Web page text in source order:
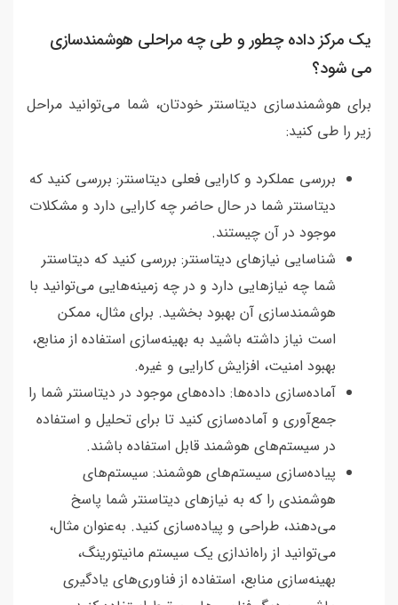
یک مرکز داده چطور و طی چه مراحلی هوشمندسازی
می شود؟
برای هوشمندسازی دیتاسنتر خودتان، شما می‌توانید مراحل
زیر را طی کنید:
بررسی عملکرد و کارایی فعلی دیتاسنتر: بررسی کنید که
دیتاسنتر شما در حال حاضر چه کارایی دارد و مشکلات
موجود در آن چیستند.
شناسایی نیازهای دیتاسنتر: بررسی کنید که دیتاسنتر
شما چه نیازهایی دارد و در چه زمینه‌هایی می‌توانید با
هوشمندسازی آن بهبود بخشید. برای مثال، ممکن
است نیاز داشته باشید به بهینه‌سازی استفاده از منابع،
بهبود امنیت، افزایش کارایی و غیره.
آماده‌سازی داده‌ها: داده‌های موجود در دیتاسنتر شما را
جمع‌آوری و آماده‌سازی کنید تا برای تحلیل و استفاده
در سیستم‌های هوشمند قابل استفاده باشند.
پیاده‌سازی سیستم‌های هوشمند: سیستم‌های
هوشمندی را که به نیازهای دیتاسنتر شما پاسخ
می‌دهند، طراحی و پیاده‌سازی کنید. به‌عنوان مثال،
می‌توانید از راه‌اندازی یک سیستم مانیتورینگ،
بهینه‌سازی منابع، استفاده از فناوری‌های یادگیری